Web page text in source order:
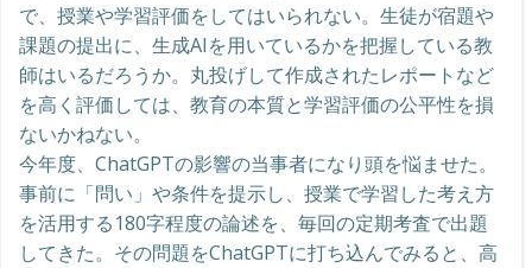
で、授業や学習評価をしてはいられない。生徒が宿題や
課題の提出に、生成AIを用いているかを把握している教
師はいるだろうか。丸投げして作成されたレポートなど
を高く評価しては、教育の本質と学習評価の公平性を損
ないかねない。
今年度、ChatGPTの影響の当事者になり頭を悩ませた。
事前に「問い」や条件を提示し、授業で学習した考え方
を活用する180字程度の論述を、毎回の定期考査で出題
してきた。その問題をChatGPTに打ち込んでみると、高